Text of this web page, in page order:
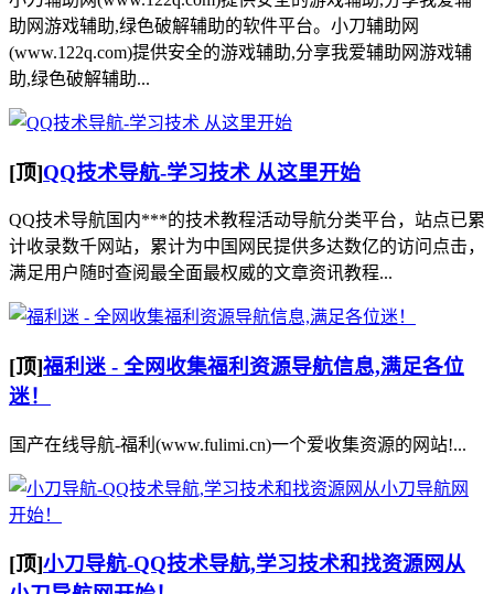
助网游戏辅助,绿色破解辅助的软件平台。小刀辅助网
(www.122q.com)提供安全的游戏辅助,分享我爱辅助网游戏辅
助,绿色破解辅助...
[顶]QQ技术导航-学习技术 从这里开始
QQ技术导航国内***的技术教程活动导航分类平台，站点已累
计收录数千网站，累计为中国网民提供多达数亿的访问点击，
满足用户随时查阅最全面最权威的文章资讯教程...
[顶]福利迷 - 全网收集福利资源导航信息,满足各位
迷！
国产在线导航-福利(www.fulimi.cn)一个爱收集资源的网站!...
[顶]小刀导航-QQ技术导航,学习技术和找资源网从